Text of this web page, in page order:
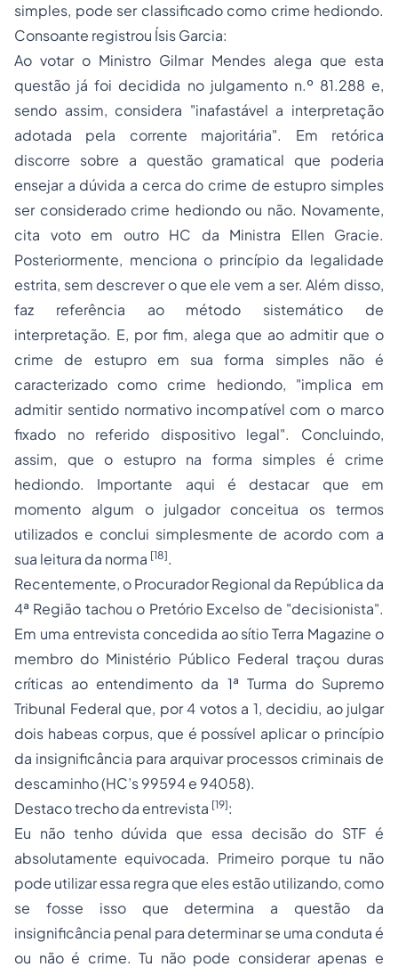
simples, pode ser classificado como crime hediondo.
Consoante registrou Ísis Garcia:
Ao votar o Ministro Gilmar Mendes alega que esta
questão já foi decidida no julgamento n.º 81.288 e,
sendo assim, considera "inafastável a interpretação
adotada pela corrente majoritária". Em retórica
discorre sobre a questão gramatical que poderia
ensejar a dúvida a cerca do crime de estupro simples
ser considerado crime hediondo ou não. Novamente,
cita voto em outro HC da Ministra Ellen Gracie.
Posteriormente, menciona o princípio da legalidade
estrita, sem descrever o que ele vem a ser. Além disso,
faz referência ao método sistemático de
interpretação. E, por fim, alega que ao admitir que o
crime de estupro em sua forma simples não é
caracterizado como crime hediondo, "implica em
admitir sentido normativo incompatível com o marco
fixado no referido dispositivo legal". Concluindo,
assim, que o estupro na forma simples é crime
hediondo. Importante aqui é destacar que em
momento algum o julgador conceitua os termos
utilizados e conclui simplesmente de acordo com a
sua leitura da norma [18].
Recentemente, o Procurador Regional da República da
4ª Região tachou o Pretório Excelso de "decisionista".
Em uma entrevista concedida ao sítioTerra Magazine o
membro do Ministério Público Federal traçou duras
críticas ao entendimento da 1ª Turma do Supremo
Tribunal Federal que, por 4 votos a 1, decidiu, ao julgar
dois habeas corpus, que é possível aplicar o princípio
da insignificância para arquivar processos criminais de
descaminho (HC’s 99594 e 94058).
Destaco trecho da entrevista [19]:
Eu não tenho dúvida que essa decisão do STF é
absolutamente equivocada. Primeiro porque tu não
pode utilizar essa regra que eles estão utilizando, como
se fosse isso que determina a questão da
insignificância penal para determinar se uma conduta é
ou não é crime. Tu não pode considerar apenas e